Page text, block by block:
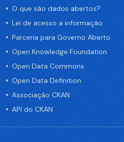
O que são dados abertos?
Lei de acesso a informação
Parceria para Governo Aberto
Open Knowledge Foundation
Open Data Commons
Open Data Definition
Associação CKAN
API do CKAN